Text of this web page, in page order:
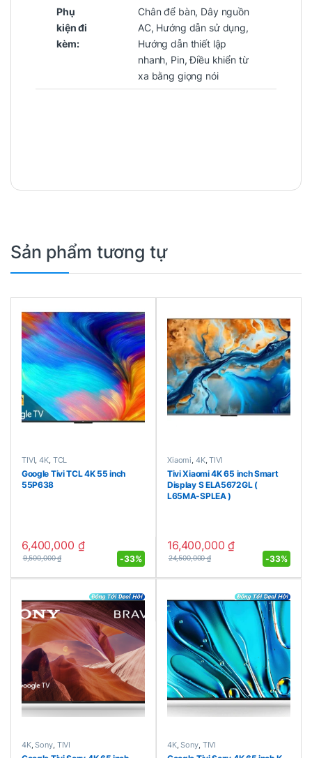
Phụ
kiện đi
kèm:
Chân để bàn, Dây nguồn
AC, Hướng dẫn sử dụng,
Hướng dẫn thiết lập
nhanh, Pin, Điều khiển từ
xa bằng giọng nói
Sản phẩm tương tự
TIVI,4K, TCL
Google Tivi TCL 4K 55 inch
55P638
6,400,000 ₫
9,500,000₫ -33%
Xiaomi, 4K,TIVI
Tivi Xiaomi 4K 65 inch Smart
Display S ELA5672GL (
L65MA-SPLEA )
16,400,000₫
24,500,000₫ -33%
4K,Sony, TIVI 4K,Sony, TIVI